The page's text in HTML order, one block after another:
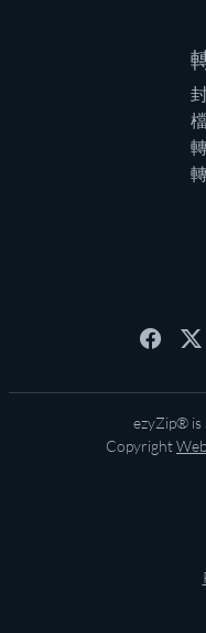
ezyZip® is
Copyright